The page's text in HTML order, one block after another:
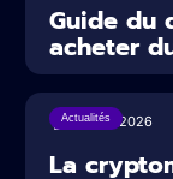
Guide du
acheter
Actualités
22/07/2026
La